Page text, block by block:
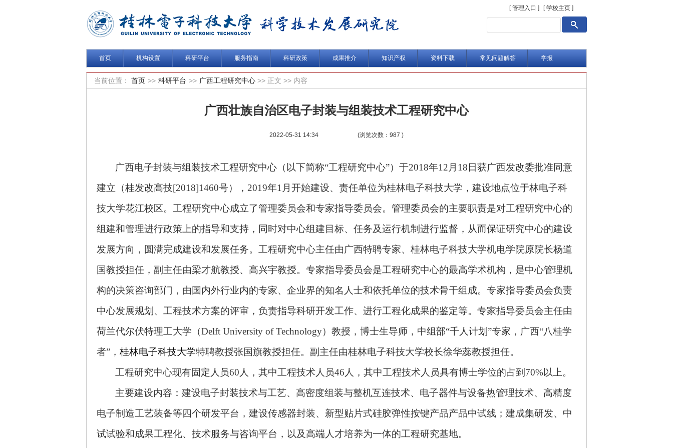
[ 管理入口 ] [ 学校主页 ]
首页 机构设置 科研平台 服务指南 科研政策 成果推介 知识产权 资料下载 常见问题解答 学报
当前位置： 首页 >> 科研平台 >> 广西工程研究中心 >> 正文 >> 内容
广西壮族自治区电子封装与组装技术工程研究中心
2022-05-31 14:34 (浏览次数： 987 )
广西电子封装与组装技术工程研究中心（以下简称“工程研究中心”）于2018年12月18日获广西发改委批准同意
建立（桂发改高技[2018]1460号），2019年1月开始建设、责任单位为桂林电子科技大学，建设地点位于林电子科
技大学花江校区。工程研究中心成立了管理委员会和专家指导委员会。管理委员会的主要职责是对工程研究中心的
组建和管理进行政策上的指导和支持，同时对中心组建目标、任务及运行机制进行监督，从而保证研究中心的建设
发展方向，圆满完成建设和发展任务。工程研究中心主任由广西特聘专家、桂林电子科技大学机电学院原院长杨道
国教授担任，副主任由梁才航教授、高兴宇教授。专家指导委员会是工程研究中心的最高学术机构，是中心管理机
构的决策咨询部门，由国内外行业内的专家、企业界的知名人士和依托单位的技术骨干组成。专家指导委员会负责
中心发展规划、工程技术方案的评审，负责指导科研开发工作、进行工程化成果的鉴定等。专家指导委员会主任由
荷兰代尔伏特理工大学（Delft University of Technology）教授，博士生导师，中组部“千人计划”专家，广西“八桂学
者”， 桂林电子科技大学特聘教授张国旗教授担任。副主任由桂林电子科技大学校长徐华蕊教授担任。
工程研究中心现有固定人员60人，其中工程技术人员46人，其中工程技术人员具有博士学位的占到70%以上。
主要建设内容：建设电子封装技术与工艺、高密度组装与整机互连技术、电子器件与设备热管理技术、高精度
电子制造工艺装备等四个研发平台，建设传感器封装、新型贴片式硅胶弹性按键产品产品中试线；建成集研发、中
试试验和成果工程化、技术服务与咨询平台，以及高端人才培养为一体的工程研究基地。